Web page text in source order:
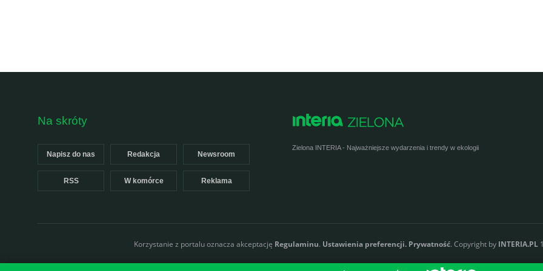
Na skróty
Napisz do nas Redakcja Newsroom
RSS W komórce Reklama
Zielona INTERIA - Najważniejsze wydarzenia i trendy w ekologii
Korzystanie z portalu oznacza akceptację Regulaminu. Ustawienia preferencji. Prywatność. Copyright by INTERIA.PL